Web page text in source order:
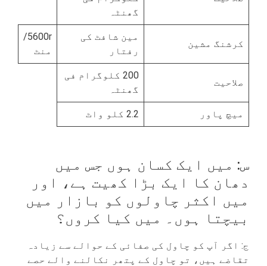
گھنٹہ
کرشنگ مشین
مین شافٹ کی
رفتار
5600r/
منٹ
صلاحیت
200 کلوگرام فی
گھنٹہ
میچ پاور 2.2 کلو واٹ
س: میں ایک کسان ہوں جس میں
دھان کا ایک بڑا کھیت ہے، اور
میں اکثر چاولوں کو بازار میں
بیچتا ہوں۔ میں کیا کروں؟
ج: اگر آپ کو چاول کی صفائی کے حوالے سے زیادہ
تقاضے ہیں، تو چاول کے پتھر نکالنے والے حصے